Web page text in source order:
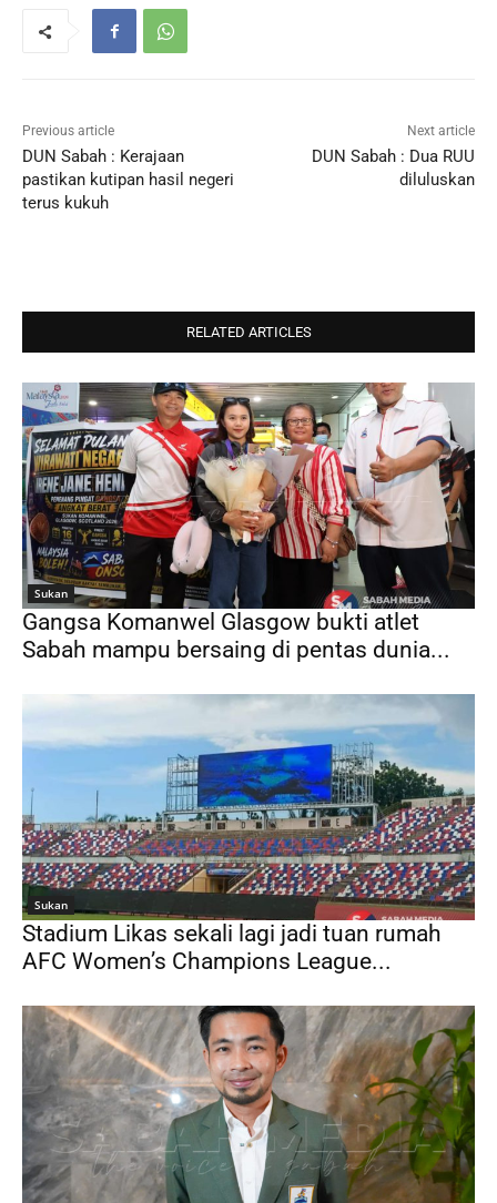
Previous article
DUN Sabah : Kerajaan
pastikan kutipan hasil negeri
terus kukuh
Next article
DUN Sabah : Dua RUU
diluluskan
RELATED ARTICLES
Sukan
Gangsa Komanwel Glasgow bukti atlet
Sabah mampu bersaing di pentas dunia...
Sukan
Stadium Likas sekali lagi jadi tuan rumah
AFC Women’s Champions League...